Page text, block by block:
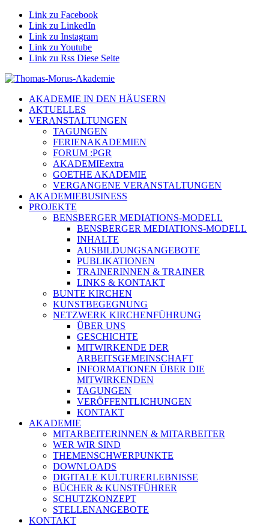
Link zu Facebook
Link zu LinkedIn
Link zu Instagram
Link zu Youtube
Link zu Rss Diese Seite
AKADEMIE IN DEN HÄUSERN
AKTUELLES
VERANSTALTUNGEN
TAGUNGEN
FERIENAKADEMIEN
FORUM :PGR
AKADEMIEextra
GOETHE AKADEMIE
VERGANGENE VERANSTALTUNGEN
AKADEMIEBUSINESS
PROJEKTE
BENSBERGER MEDIATIONS-MODELL
BENSBERGER MEDIATIONS-MODELL
INHALTE
AUSBILDUNGSANGEBOTE
PUBLIKATIONEN
TRAINERINNEN & TRAINER
LINKS & KONTAKT
BUNTE KIRCHEN
KUNSTBEGEGNUNG
NETZWERK KIRCHENFÜHRUNG
ÜBER UNS
GESCHICHTE
MITWIRKENDE DER
ARBEITSGEMEINSCHAFT
INFORMATIONEN ÜBER DIE
MITWIRKENDEN
TAGUNGEN
VERÖFFENTLICHUNGEN
KONTAKT
AKADEMIE
MITARBEITERINNEN & MITARBEITER
WER WIR SIND
THEMENSCHWERPUNKTE
DOWNLOADS
DIGITALE KULTURERLEBNISSE
BÜCHER & KUNSTFÜHRER
SCHUTZKONZEPT
STELLENANGEBOTE
KONTAKT